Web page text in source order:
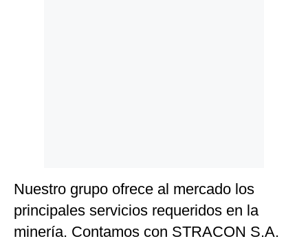
Nuestro grupo ofrece al mercado los
principales servicios requeridos en la
minería. Contamos con STRACON S.A.